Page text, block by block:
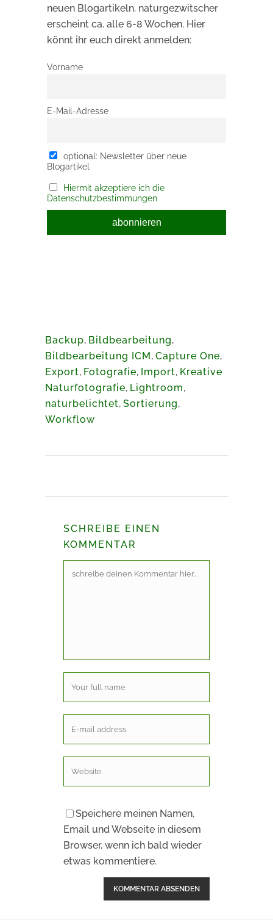
neuen Blogartikeln. naturgezwitscher
erscheint ca. alle 6-8 Wochen. Hier
könnt ihr euch direkt anmelden:
Vorname
E-Mail-Adresse
optional: Newsletter über neue
Blogartikel
Hiermit akzeptiere ich die
Datenschutzbestimmungen
Backup, Bildbearbeitung,
Bildbearbeitung ICM, Capture One,
Export, Fotografie, Import, Kreative
Naturfotografie, Lightroom,
naturbelichtet, Sortierung,
Workflow
SCHREIBE EINEN
KOMMENTAR
Speichere meinen Namen,
Email und Webseite in diesem
Browser, wenn ich bald wieder
etwas kommentiere.